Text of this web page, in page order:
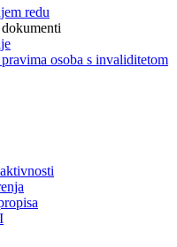
redu
osoba s invaliditetom